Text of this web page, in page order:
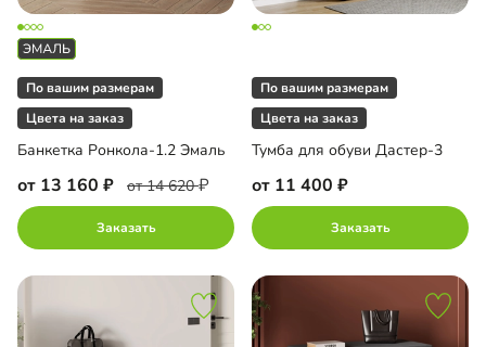
По вашим размерам
Цвета на заказ
Банкетка Ронкола-1.2 Эмаль
от 13 160 от 14 620
Заказать
По вашим размерам
Цвета на заказ
Тумба для обуви Дастер-3
от 11 400
Заказать